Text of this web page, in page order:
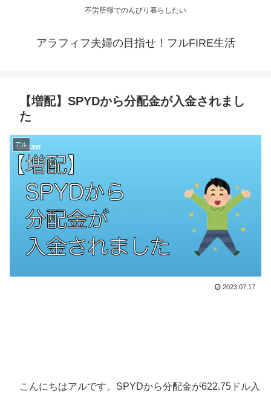
不労所得でのんびり暮らしたい
アラフィフ夫婦の目指せ！フルFIRE生活
【増配】SPYDから分配金が入金されまし
た
アル
2023.07.17
こんにちはアルです。SPYDから分配金が622.75ドル入